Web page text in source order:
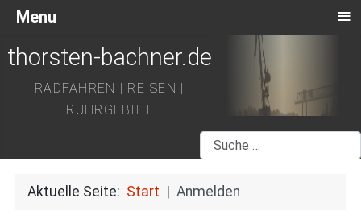
thorsten-bachner.de
RADFAHREN | REISEN |
RUHRGEBIET
Suchen
Aktuelle Seite: Start Anmelden
Menu ≡